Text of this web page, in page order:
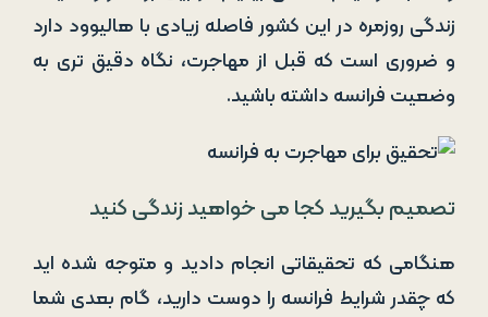
زندگی روزمره در این کشور فاصله زیادی با هالیوود دارد
و ضروری است که قبل از مهاجرت، نگاه دقیق تری به
وضعیت فرانسه داشته باشید.
تصمیم بگیرید کجا می خواهید زندگی کنید
هنگامی که تحقیقاتی انجام دادید و متوجه شده اید
که چقدر شرایط فرانسه را دوست دارید، گام بعدی شما